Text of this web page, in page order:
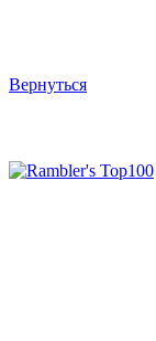
Вернуться